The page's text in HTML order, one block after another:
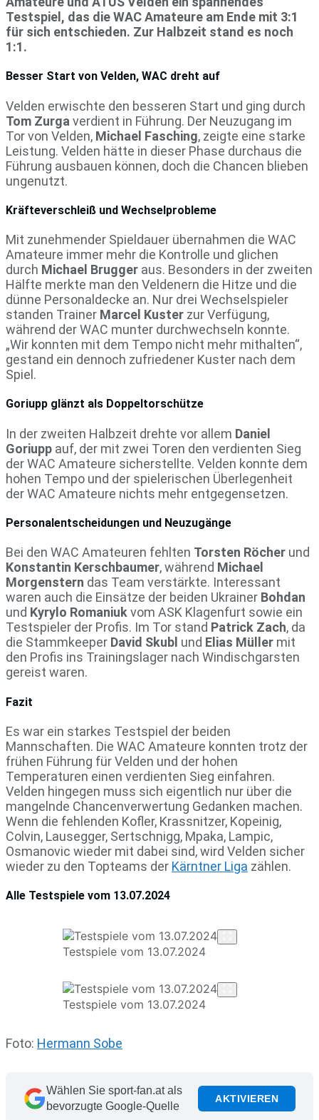
Testspiel, das die WAC Amateure am Ende mit 3:1
für sich entschieden. Zur Halbzeit stand es noch
1:1.
Besser Start von Velden, WAC dreht auf
Velden erwischte den besseren Start und ging durch
Tom Zurga verdient in Führung. Der Neuzugang im
Tor von Velden, Michael Fasching, zeigte eine starke
Leistung. Velden hätte in dieser Phase durchaus die
Führung ausbauen können, doch die Chancen blieben
ungenutzt.
Kräfteverschleiß und Wechselprobleme
Mit zunehmender Spieldauer übernahmen die WAC
Amateure immer mehr die Kontrolle und glichen
durch Michael Brugger aus. Besonders in der zweiten
Hälfte merkte man den Veldenern die Hitze und die
dünne Personaldecke an. Nur drei Wechselspieler
standen Trainer Marcel Kuster zur Verfügung,
während der WAC munter durchwechseln konnte.
„Wir konnten mit dem Tempo nicht mehr mithalten“,
gestand ein dennoch zufriedener Kuster nach dem
Spiel.
Goriupp glänzt als Doppeltorschütze
In der zweiten Halbzeit drehte vor allem Daniel
Goriupp auf, der mit zwei Toren den verdienten Sieg
der WAC Amateure sicherstellte. Velden konnte dem
hohen Tempo und der spielerischen Überlegenheit
der WAC Amateure nichts mehr entgegensetzen.
Personalentscheidungen und Neuzugänge
Bei den WAC Amateuren fehlten Torsten Röcher und
Konstantin Kerschbaumer, während Michael
Morgenstern das Team verstärkte. Interessant
waren auch die Einsätze der beiden Ukrainer Bohdan
und Kyrylo Romaniukvom ASK Klagenfurt sowie ein
Testspieler der Profis. Im Tor stand Patrick Zach, da
die Stammkeeper David Skubl und Elias Müller mit
den Profis ins Trainingslager nach Windischgarsten
gereist waren.
Fazit
Es war ein starkes Testspiel der beiden
Mannschaften. Die WAC Amateure konnten trotz der
frühen Führung für Velden und der hohen
Temperaturen einen verdienten Sieg einfahren.
Velden hingegen muss sich eigentlich nur über die
mangelnde Chancenverwertung Gedanken machen.
Wenn die fehlenden Kofler, Krassnitzer, Kopeinig,
Colvin, Lausegger, Sertschnigg, Mpaka, Lampic,
Osmanovic wieder mit dabei sind, wird Velden sicher
wieder zu den Topteams der Kärntner Liga zählen.
Alle Testspiele vom 13.07.2024
Testspiele vom 13.07.2024
Testspiele vom 13.07.2024
Foto: Hermann Sobe
Wählen Sie sport-fan.at als
bevorzugte Google-Quelle
AKTIVIEREN